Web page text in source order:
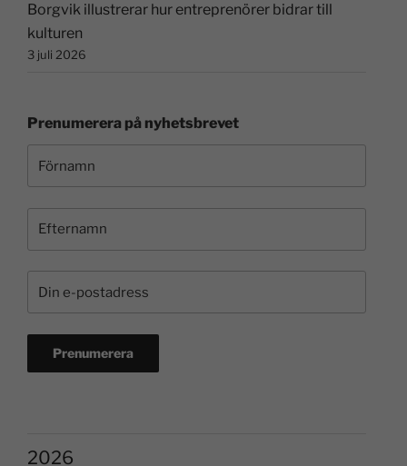
Borgvik illustrerar hur entreprenörer bidrar till
kulturen
3 juli 2026
Prenumerera på nyhetsbrevet
2026